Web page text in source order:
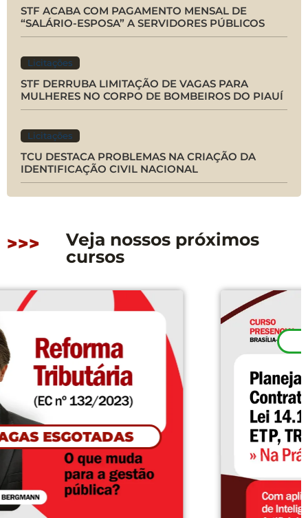
STF ACABA COM PAGAMENTO MENSAL DE
“SALÁRIO-ESPOSA” A SERVIDORES PÚBLICOS
Licitações
STF DERRUBA LIMITAÇÃO DE VAGAS PARA
MULHERES NO CORPO DE BOMBEIROS DO PIAUÍ
Licitações
TCU DESTACA PROBLEMAS NA CRIAÇÃO DA
IDENTIFICAÇÃO CIVIL NACIONAL
>>>
Veja nossos próximos
cursos
CONFIRMADO